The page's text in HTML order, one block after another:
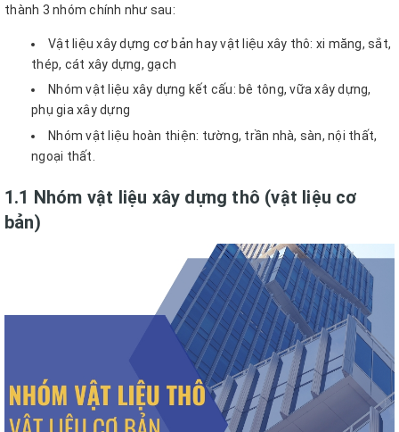
thành 3 nhóm chính như sau:
Vật liệu xây dựng cơ bản hay vật liệu xây thô: xi măng, sắt,
thép, cát xây dựng, gạch
Nhóm vật liệu xây dựng kết cấu: bê tông, vữa xây dựng,
phụ gia xây dựng
Nhóm vật liệu hoàn thiện: tường, trần nhà, sàn, nội thất,
ngoại thất.
1.1 Nhóm vật liệu xây dựng thô (vật liệu cơ
bản)